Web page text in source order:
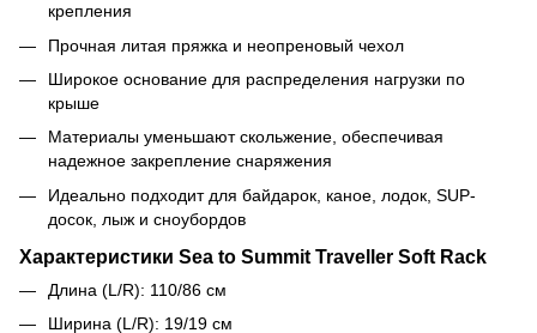
крепления
Прочная литая пряжка и неопреновый чехол
Широкое основание для распределения нагрузки по
крыше
Материалы уменьшают скольжение, обеспечивая
надежное закрепление снаряжения
Идеально подходит для байдарок, каное, лодок, SUP-
досок, лыж и сноубордов
Характеристики Sea to Summit Traveller Soft Rack
Длина (L/R): 110/86 см
Ширина (L/R): 19/19 см